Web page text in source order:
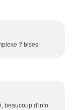
? bises
beaucoup d'info